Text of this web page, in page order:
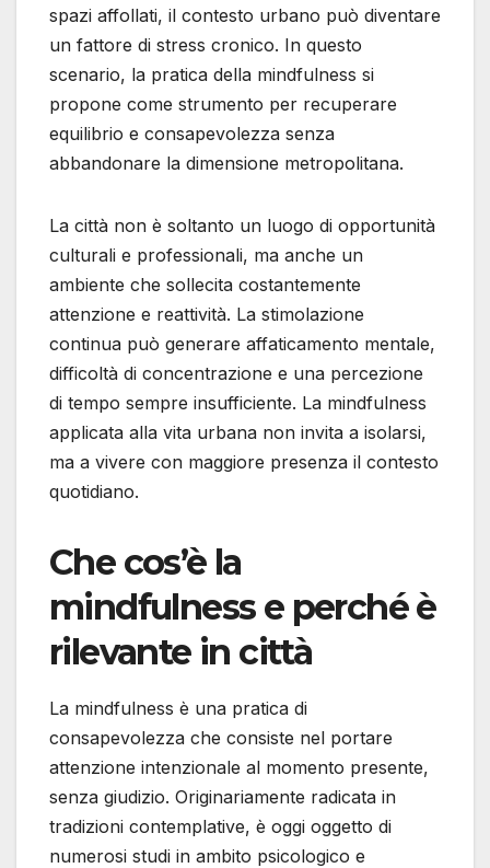
spazi affollati, il contesto urbano può diventare
un fattore di stress cronico. In questo
scenario, la pratica della mindfulness si
propone come strumento per recuperare
equilibrio e consapevolezza senza
abbandonare la dimensione metropolitana.
La città non è soltanto un luogo di opportunità
culturali e professionali, ma anche un
ambiente che sollecita costantemente
attenzione e reattività. La stimolazione
continua può generare affaticamento mentale,
difficoltà di concentrazione e una percezione
di tempo sempre insufficiente. La mindfulness
applicata alla vita urbana non invita a isolarsi,
ma a vivere con maggiore presenza il contesto
quotidiano.
Che cos’è la
mindfulness e perché è
rilevante in città
La mindfulness è una pratica di
consapevolezza che consiste nel portare
attenzione intenzionale al momento presente,
senza giudizio. Originariamente radicata in
tradizioni contemplative, è oggi oggetto di
numerosi studi in ambito psicologico e